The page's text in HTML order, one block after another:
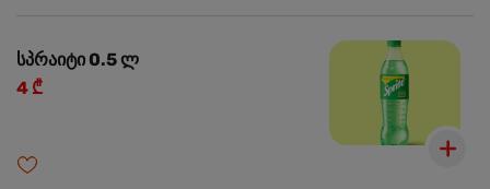
სპრაიტი 0.5 ლ
4 ₾